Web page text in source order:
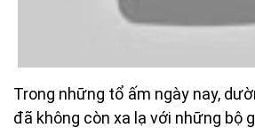
Trong những tổ ấm ngày nay,
đã không còn xa lạ với những bộ